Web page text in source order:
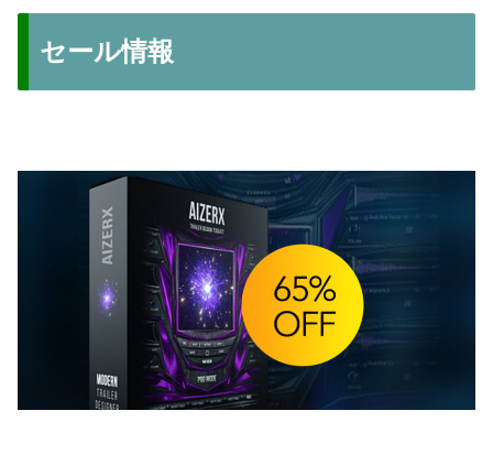
セール情報